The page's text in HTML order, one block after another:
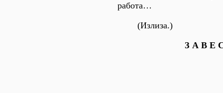
работа…
(Излиза.)
З А В Е